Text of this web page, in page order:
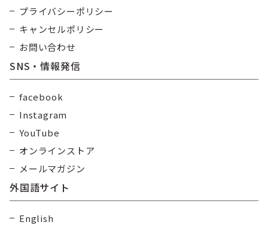
プライバシーポリシー
キャンセルポリシー
お問い合わせ
SNS・情報発信
facebook
Instagram
YouTube
オンラインストア
メールマガジン
外国語サイト
English